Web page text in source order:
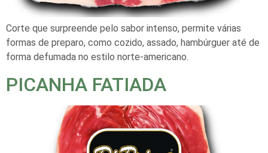
Corte que surpreende pelo sabor intenso, permite várias
formas de preparo, como cozido, assado, hambúrguer até de
forma defumada no estilo norte-americano.
PICANHA FATIADA